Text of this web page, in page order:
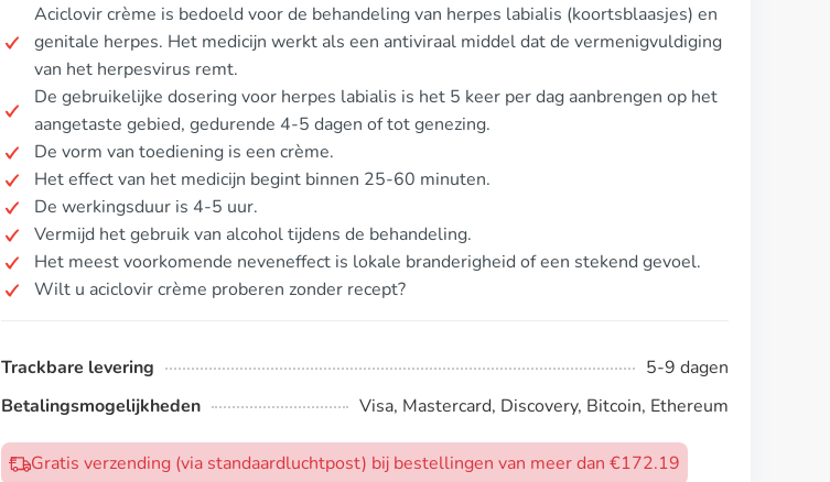
Aciclovir crème is bedoeld voor de behandeling van herpes labialis (koortsblaasjes) en
genitale herpes. Het medicijn werkt als een antiviraal middel dat de vermenigvuldiging
van het herpesvirus remt.
De gebruikelijke dosering voor herpes labialis is het 5 keer per dag aanbrengen op het
aangetaste gebied, gedurende 4-5 dagen of tot genezing.
De vorm van toediening is een crème.
Het effect van het medicijn begint binnen 25-60 minuten.
De werkingsduur is 4-5 uur.
Vermijd het gebruik van alcohol tijdens de behandeling.
Het meest voorkomende neveneffect is lokale branderigheid of een stekend gevoel.
Wilt u aciclovir crème proberen zonder recept?
Trackbare levering
5-9 dagen
Betalingsmogelijkheden
Visa, Mastercard, Discovery, Bitcoin, Ethereum
Gratis verzending (via standaardluchtpost) bij bestellingen van meer dan €172.19